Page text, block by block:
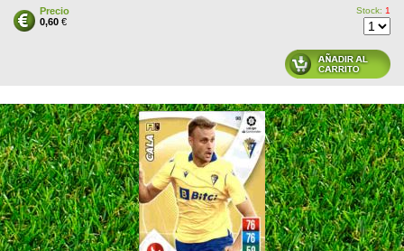
Precio
0,60 €
Stock: 1